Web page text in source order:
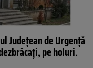
Județean de Urgență
pe holuri.